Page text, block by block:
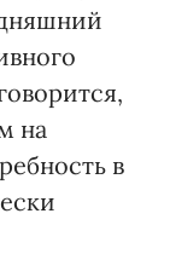
на
в